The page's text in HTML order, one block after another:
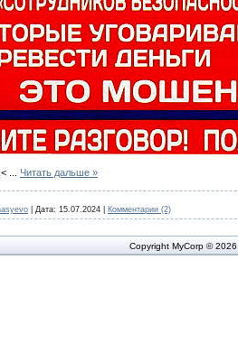
< Читать дальше »
Дата: 15.07.2024 Комментарии (2)
Copyright MyCorp © 2026